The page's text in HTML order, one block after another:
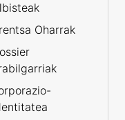
Oharrak